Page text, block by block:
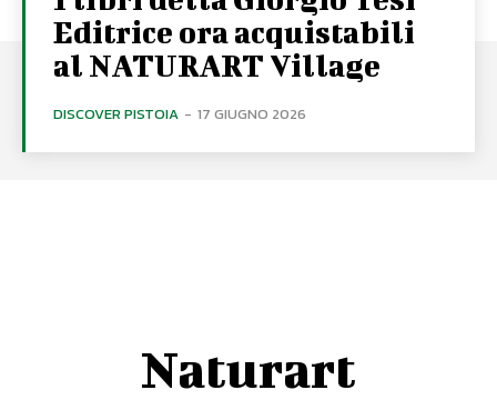
Editrice ora acquistabili
al NATURART Village
DISCOVER PISTOIA - 17 GIUGNO 2026
Naturart